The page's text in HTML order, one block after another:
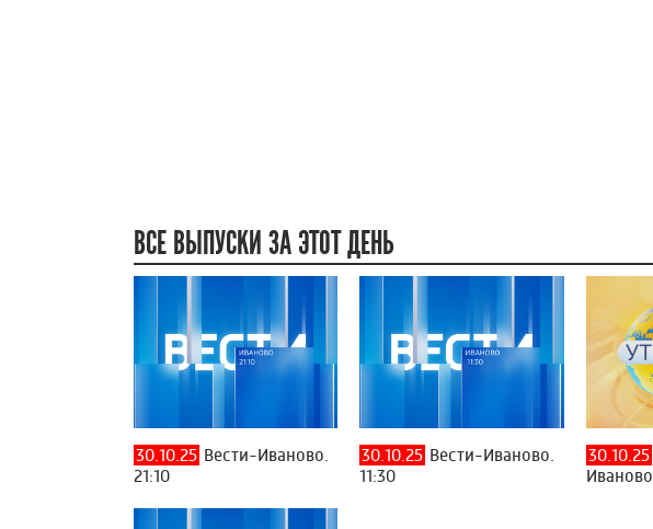
ВСЕ ВЫПУСКИ ЗА ЭТОТ ДЕНЬ
30.10.25 Вести-Иваново.
21:10
30.10.25 Вести-Иваново.
11:30
30.10.25
Иваново